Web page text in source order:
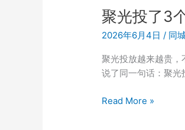
为
什
么
总
是
亏
钱
聚光投了3
2026年6月4日/ 同
聚光投放越来越贵
说了同一句话：聚光
聚
Read More »